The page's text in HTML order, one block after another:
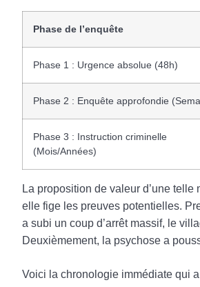
Phase de l’enquête
Phase 1 : Urgence absolue (48h)
Phase 2 : Enquête approfondie
Phase 3 : Instruction criminelle
(Mois/Années)
La proposition de valeur d’une telle
elle fige les preuves potentielles.
a subi un coup d’arrêt massif, le
Deuxièmement, la psychose a
Voici la chronologie immédiate qui